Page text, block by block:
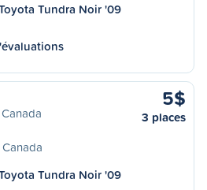
Tundra Noir '09
5$
3 places
Tundra Noir '09